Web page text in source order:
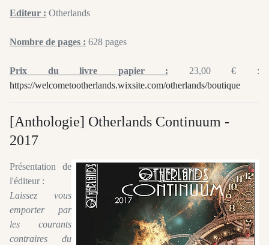
Editeur : Otherlands
Nombre de pages : 628 pages
Prix du livre papier : 23,00 € :
https://welcometootherlands.wixsite.com/otherlands/boutique
[Anthologie] Otherlands Continuum -
2017
Présentation de
l'éditeur :
Laissez vous
emporter par
les courants
contraires du